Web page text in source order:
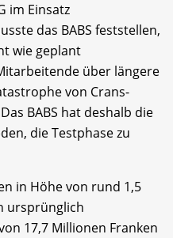
im Einsatz
das BABS feststellen,
wie geplant
über längere
von Crans-
BABS hat deshalb die
die Testphase zu
in Höhe von rund 1,5
ursprünglich
17,7 Millionen Franken